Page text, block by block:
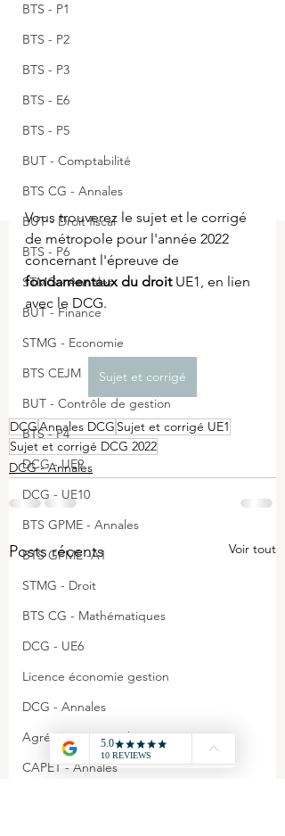
BTS - P1
BTS - P2
BTS - P3
BTS - E6
BTS - P5
BUT - Comptabilité
BTS CG - Annales
BUT - Droit fiscal
BTS - P6
STMG - Annales
BUT - Finance
STMG - Economie
BTS CEJM
BUT - Contrôle de gestion
BTS - P4
DCG - UE9
DCG - UE10
BTS GPME - Annales
BTS GPME -A1
STMG - Droit
BTS CG - Mathématiques
DCG - UE6
Licence économie gestion
DCG - Annales
Agrégation - Annales
CAPET - Annales
Vous trouverez le sujet et le corrigé
de métropole pour l'année 2022
concernant l'épreuve de
fondamentaux du droit UE1, en lien
avec le DCG.
Sujet et corrigé
DCGAnnales DCG Sujet et corrigé UE1
Sujet et corrigé DCG 2022
DCG - Annales
Posts récents Voir tout